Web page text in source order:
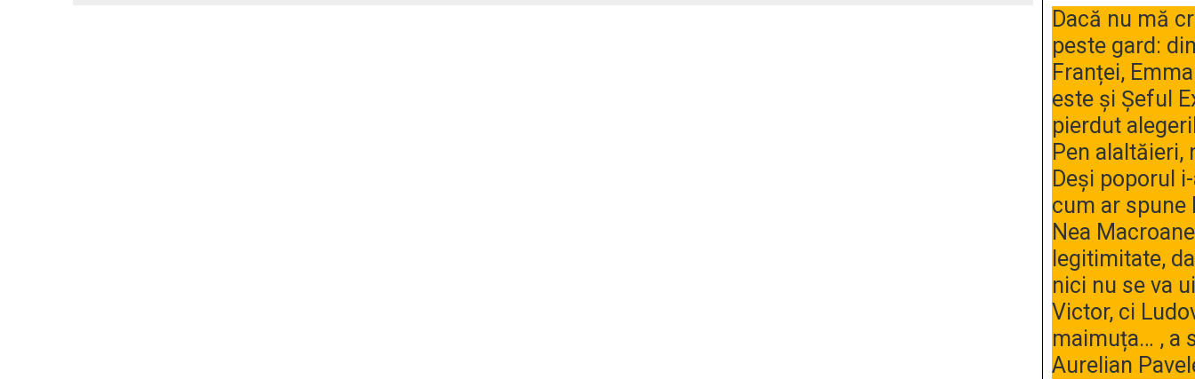
Dacă nu mă
peste gard:
Franței,
este și Șeful
pierdut
Pen alaltăieri,
Deși poporul
cum ar spune
Nea
legitimitate,
nici nu se va
Victor, ci
maimuța… , a
Aurelian